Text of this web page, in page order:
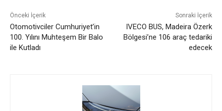
Önceki İçerik
Otomotivciler Cumhuriyet’in
100. Yılını Muhteşem Bir Balo
ile Kutladı
Sonraki İçerik
IVECO BUS, Madeira Özerk
Bölgesi’ne 106 araç tedariki
edecek